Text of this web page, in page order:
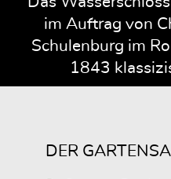
im Auftrag von
Schulenburg im
1843
DER